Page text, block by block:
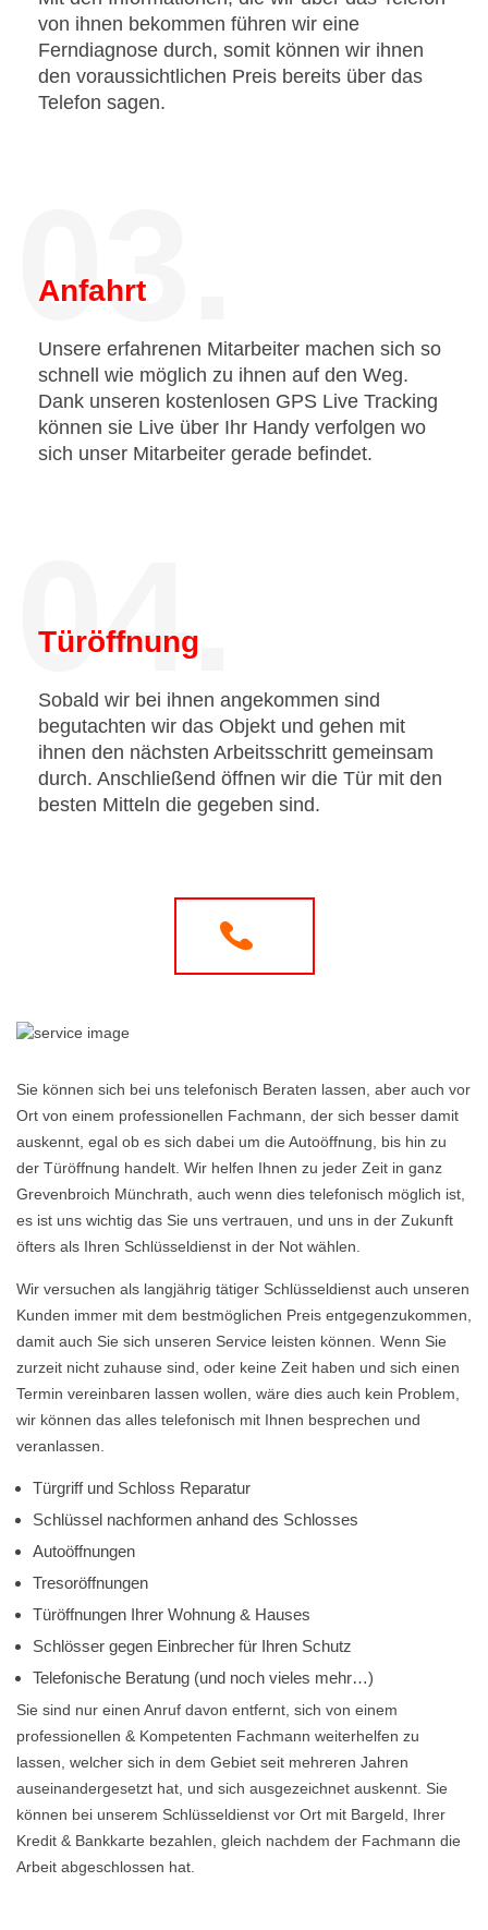
von ihnen bekommen führen wir eine
Ferndiagnose durch, somit können wir ihnen
den voraussichtlichen Preis bereits über das
Telefon sagen.
03.
Anfahrt
Unsere erfahrenen Mitarbeiter machen sich so
schnell wie möglich zu ihnen auf den Weg.
Dank unseren kostenlosen GPS Live Tracking
können sie Live über Ihr Handy verfolgen wo
sich unser Mitarbeiter gerade befindet.
04.
Türöffnung
Sobald wir bei ihnen angekommen sind
begutachten wir das Objekt und gehen mit
ihnen den nächsten Arbeitsschritt gemeinsam
durch. Anschließend öffnen wir die Tür mit den
besten Mitteln die gegeben sind.
Sie können sich bei uns telefonisch Beraten lassen, aber auch vor
Ort von einem professionellen Fachmann, der sich besser damit
auskennt, egal ob es sich dabei um die Autoöffnung, bis hin zu
der Türöffnung handelt. Wir helfen Ihnen zu jeder Zeit in ganz
Grevenbroich Münchrath, auch wenn dies telefonisch möglich ist,
es ist uns wichtig das Sie uns vertrauen, und uns in der Zukunft
öfters als Ihren Schlüsseldienst in der Not wählen.
Wir versuchen als langjährig tätiger Schlüsseldienst auch unseren
Kunden immer mit dem bestmöglichen Preis entgegenzukommen,
damit auch Sie sich unseren Service leisten können. Wenn Sie
zurzeit nicht zuhause sind, oder keine Zeit haben und sich einen
Termin vereinbaren lassen wollen, wäre dies auch kein Problem,
wir können das alles telefonisch mit Ihnen besprechen und
veranlassen.
Türgriff und Schloss Reparatur
Schlüssel nachformen anhand des Schlosses
Autoöffnungen
Tresoröffnungen
Türöffnungen Ihrer Wohnung & Hauses
Schlösser gegen Einbrecher für Ihren Schutz
Telefonische Beratung (und noch vieles mehr…)
Sie sind nur einen Anruf davon entfernt, sich von einem
professionellen & Kompetenten Fachmann weiterhelfen zu
lassen, welcher sich in dem Gebiet seit mehreren Jahren
auseinandergesetzt hat, und sich ausgezeichnet auskennt. Sie
können bei unserem Schlüsseldienst vor Ort mit Bargeld, Ihrer
Kredit & Bankkarte bezahlen, gleich nachdem der Fachmann die
Arbeit abgeschlossen hat.